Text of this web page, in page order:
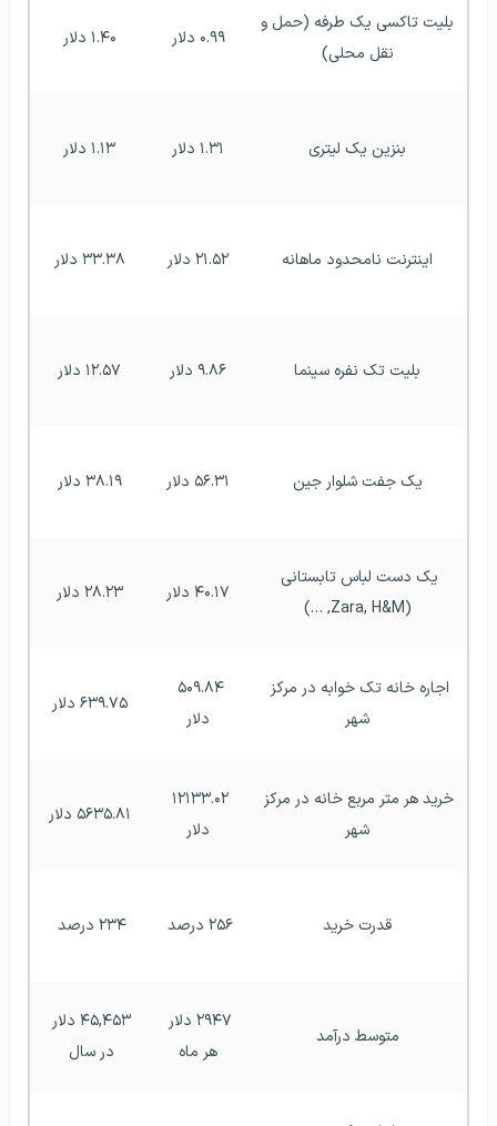
نقل محلی)
۰.۹۹ دلار ۱.۴۰ دلار
بنزین یک لیتری ۱.۳۱ دلار ۱.۱۳ دلار
اینترنت نامحدود ماهانه ۲۱.۵۲ دلار ۳۳.۳۸ دلار
بلیت تک نفره سینما ۹.۸۶ دلار ۱۲.۵۷ دلار
یک جفت شلوار جین ۵۶.۳۱ دلار ۳۸.۱۹ دلار
(Zara, H&M, …)
۴۰.۱۷ دلار ۲۸.۲۳ دلار
شهر
دلار
۶۳۹.۷۵ دلار
شهر
دلار
۵۶۳۵.۸۱ دلار
قدرت خرید ۲۵۶ درصد ۲۳۴ درصد
متوسط درآمد
هر ماه
در سال